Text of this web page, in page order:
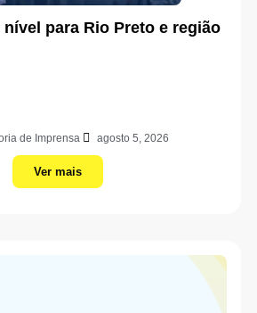
para Rio Preto e região
de Imprensa agosto 5, 2026
Ver mais